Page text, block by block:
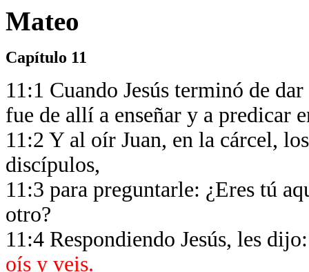
Mateo
Capítulo 11
11:1 Cuando Jesús terminó de
fue de allí a enseñar y a predicar
11:2 Y al oír Juan, en la cárcel,
discípulos,
11:3 para preguntarle: ¿Eres tú
otro?
11:4 Respondiendo Jesús, les
oís y veis.